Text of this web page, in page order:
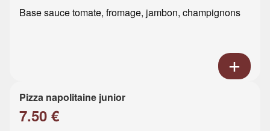
Base sauce tomate, fromage, jambon, champignons
Pizza napolitaine junior
7.50 €